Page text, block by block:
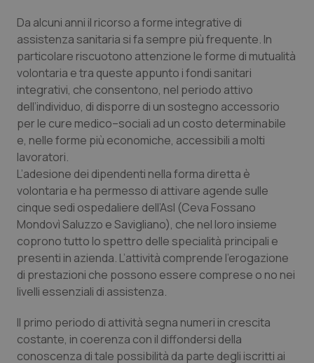
Friuli Venezia Giulia
Lazio
Liguria
Lombardia
Marche
Molise
Piemonte
Provincia Autonoma di Bolzano
Provincia Autonoma di Trento
Puglia
Dermatite Atopica
Diabete & glucometri
Disturbi dell’umore
Dolore
Donna & Salute
Epatiti
HIV
Infezioni & Febbre
Ipertensione & Scompenso
Malattie rare
Da alcuni anni il ricorso a forme integrative di
assistenza sanitaria si fa sempre più frequente. In
particolare riscuotono attenzione le forme di mutualità
volontaria e tra queste appunto i fondi sanitari
integrativi, che consentono, nel periodo attivo
dell’individuo, di disporre di un sostegno accessorio
per le cure medico–sociali ad un costo determinabile
e, nelle forme più economiche, accessibili a molti
lavoratori.
L’adesione dei dipendenti nella forma diretta è
volontaria e ha permesso di attivare agende sulle
cinque sedi ospedaliere dell’Asl (Ceva Fossano
Mondovì Saluzzo e Savigliano), che nel loro insieme
coprono tutto lo spettro delle specialità principali e
presenti in azienda. L’attività comprende l’erogazione
di prestazioni che possono essere comprese o no nei
livelli essenziali di assistenza.
Il primo periodo di attività segna numeri in crescita
costante, in coerenza con il diffondersi della
conoscenza di tale possibilità da parte degli iscritti ai